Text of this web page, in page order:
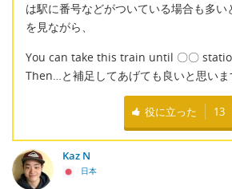
は駅に番号などがついている場合も多い
を見ながら、
You can take this train until 〇〇
Then…と補足してあげても良いと思いま
役に立った 13
Kaz N
日本